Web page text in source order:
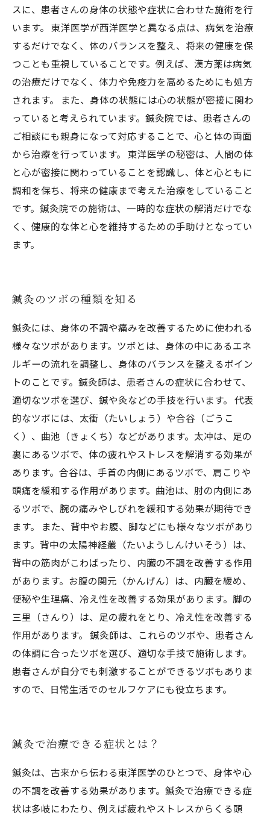
スに、患者さんの身体の状態や症状に合わせた施術を行
います。 東洋医学が西洋医学と異なる点は、病気を治療
するだけでなく、体のバランスを整え、将来の健康を保
つことも重視していることです。例えば、漢方薬は病気
の治療だけでなく、体力や免疫力を高めるためにも処方
されます。 また、身体の状態には心の状態が密接に関わ
っていると考えられています。鍼灸院では、患者さんの
ご相談にも親身になって対応することで、心と体の両面
から治療を行っています。 東洋医学の秘密は、人間の体
と心が密接に関わっていることを認識し、体と心ともに
調和を保ち、将来の健康まで考えた治療をしていること
です。鍼灸院での施術は、一時的な症状の解消だけでな
く、健康的な体と心を維持するための手助けとなってい
ます。
鍼灸のツボの種類を知る
鍼灸には、身体の不調や痛みを改善するために使われる
様々なツボがあります。ツボとは、身体の中にあるエネ
ルギーの流れを調整し、身体のバランスを整えるポイン
トのことです。鍼灸師は、患者さんの症状に合わせて、
適切なツボを選び、鍼や灸などの手技を行います。 代表
的なツボには、太衝（たいしょう）や合谷（ごうこ
く）、曲池（きょくち）などがあります。太冲は、足の
裏にあるツボで、体の疲れやストレスを解消する効果が
あります。合谷は、手首の内側にあるツボで、肩こりや
頭痛を緩和する作用があります。曲池は、肘の内側にあ
るツボで、腕の痛みやしびれを緩和する効果が期待でき
ます。 また、背中やお腹、脚などにも様々なツボがあり
ます。背中の太陽神経叢（たいようしんけいそう）は、
背中の筋肉がこわばったり、内臓の不調を改善する作用
があります。お腹の関元（かんげん）は、内臓を緩め、
便秘や生理痛、冷え性を改善する効果があります。脚の
三里（さんり）は、足の疲れをとり、冷え性を改善する
作用があります。 鍼灸師は、これらのツボや、患者さん
の体調に合ったツボを選び、適切な手技で施術します。
患者さんが自分でも刺激することができるツボもありま
すので、日常生活でのセルフケアにも役立ちます。
鍼灸で治療できる症状とは？
鍼灸は、古来から伝わる東洋医学のひとつで、身体や心
の不調を改善する効果があります。鍼灸で治療できる症
状は多岐にわたり、例えば疲れやストレスからくる頭